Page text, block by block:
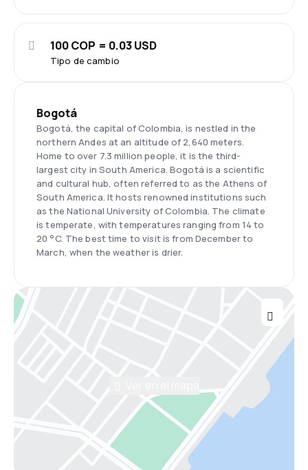
Tipo de cambio
100 COP = 0.03 USD
Bogotá
Bogotá, the capital of Colombia, is nestled in the
northern Andes at an altitude of 2,640 meters.
Home to over 7.3 million people, it is the third-
largest city in South America. Bogotá is a scientific
and cultural hub, often referred to as the Athens of
South America. It hosts renowned institutions such
as the National University of Colombia. The climate
is temperate, with temperatures ranging from 14 to
20 °C. The best time to visit is from December to
March, when the weather is drier.